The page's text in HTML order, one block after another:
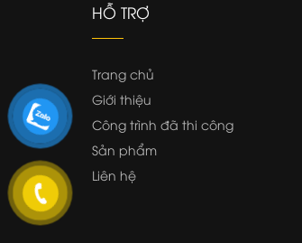
HỖ TRỢ
Trang chủ
Giới thiệu
Công trình đã thi công
Sản phẩm
Liên hệ